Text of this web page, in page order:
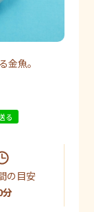
魚。
る
の目安
分